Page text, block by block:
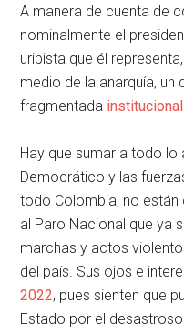
A manera de cuenta de
nominalmente el
uribista que él
medio de la anarquía, un
fragmentada
Hay que sumar a todo lo
Democrático y las
todo Colombia, no están
al Paro Nacional que ya
marchas y actos
del país. Sus ojos e
2022, pues sienten que
Estado por el